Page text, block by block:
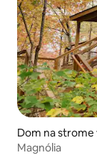
Dom na
Magnólia